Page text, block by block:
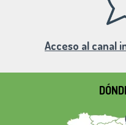
Acceso al canal